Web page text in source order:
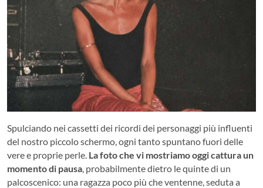
Spulciando nei cassetti dei ricordi dei personaggi più influenti
del nostro piccolo schermo, ogni tanto spuntano fuori delle
vere e proprie perle. La foto che vi mostriamo oggi cattura un
momento di pausa , probabilmente dietro le quinte di un
palcoscenico: una ragazza poco più che ventenne, seduta a